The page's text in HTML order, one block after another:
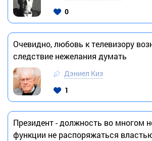
0
Очевидно, любовь к телевизору
следствие нежелания думать
Дэниел Киз
1
Президент - должность во многом
функции не распоряжаться